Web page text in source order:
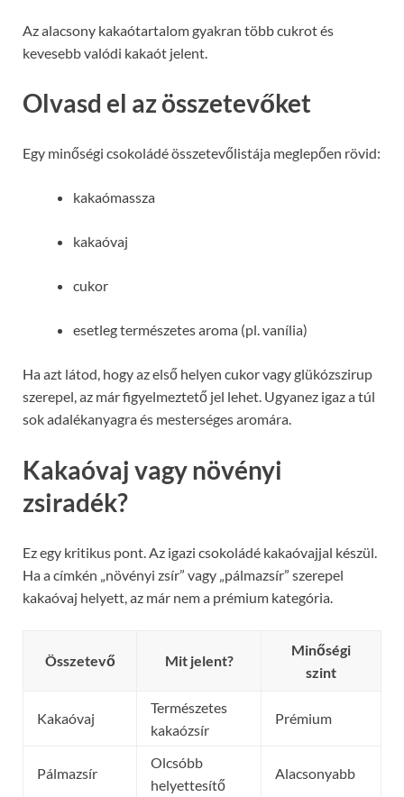
Az alacsony kakaótartalom gyakran több cukrot és
kevesebb valódi kakaót jelent.
Olvasd el az összetevőket
Egy minőségi csokoládé összetevőlistája meglepően rövid:
kakaómassza
kakaóvaj
cukor
esetleg természetes aroma (pl. vanília)
Ha azt látod, hogy az első helyen cukor vagy glükózszirup
szerepel, az már figyelmeztető jel lehet. Ugyanez igaz a túl
sok adalékanyagra és mesterséges aromára.
Kakaóvaj vagy növényi
zsiradék?
Ez egy kritikus pont. Az igazi csokoládé kakaóvajjal készül.
Ha a címkén „növényi zsír” vagy „pálmazsír” szerepel
kakaóvaj helyett, az már nem a prémium kategória.
Összetevő Mit jelent?
Minőségi
szint
Kakaóvaj
Természetes
kakaózsír
Prémium
Pálmazsír
Olcsóbb
helyettesítő
Alacsonyabb